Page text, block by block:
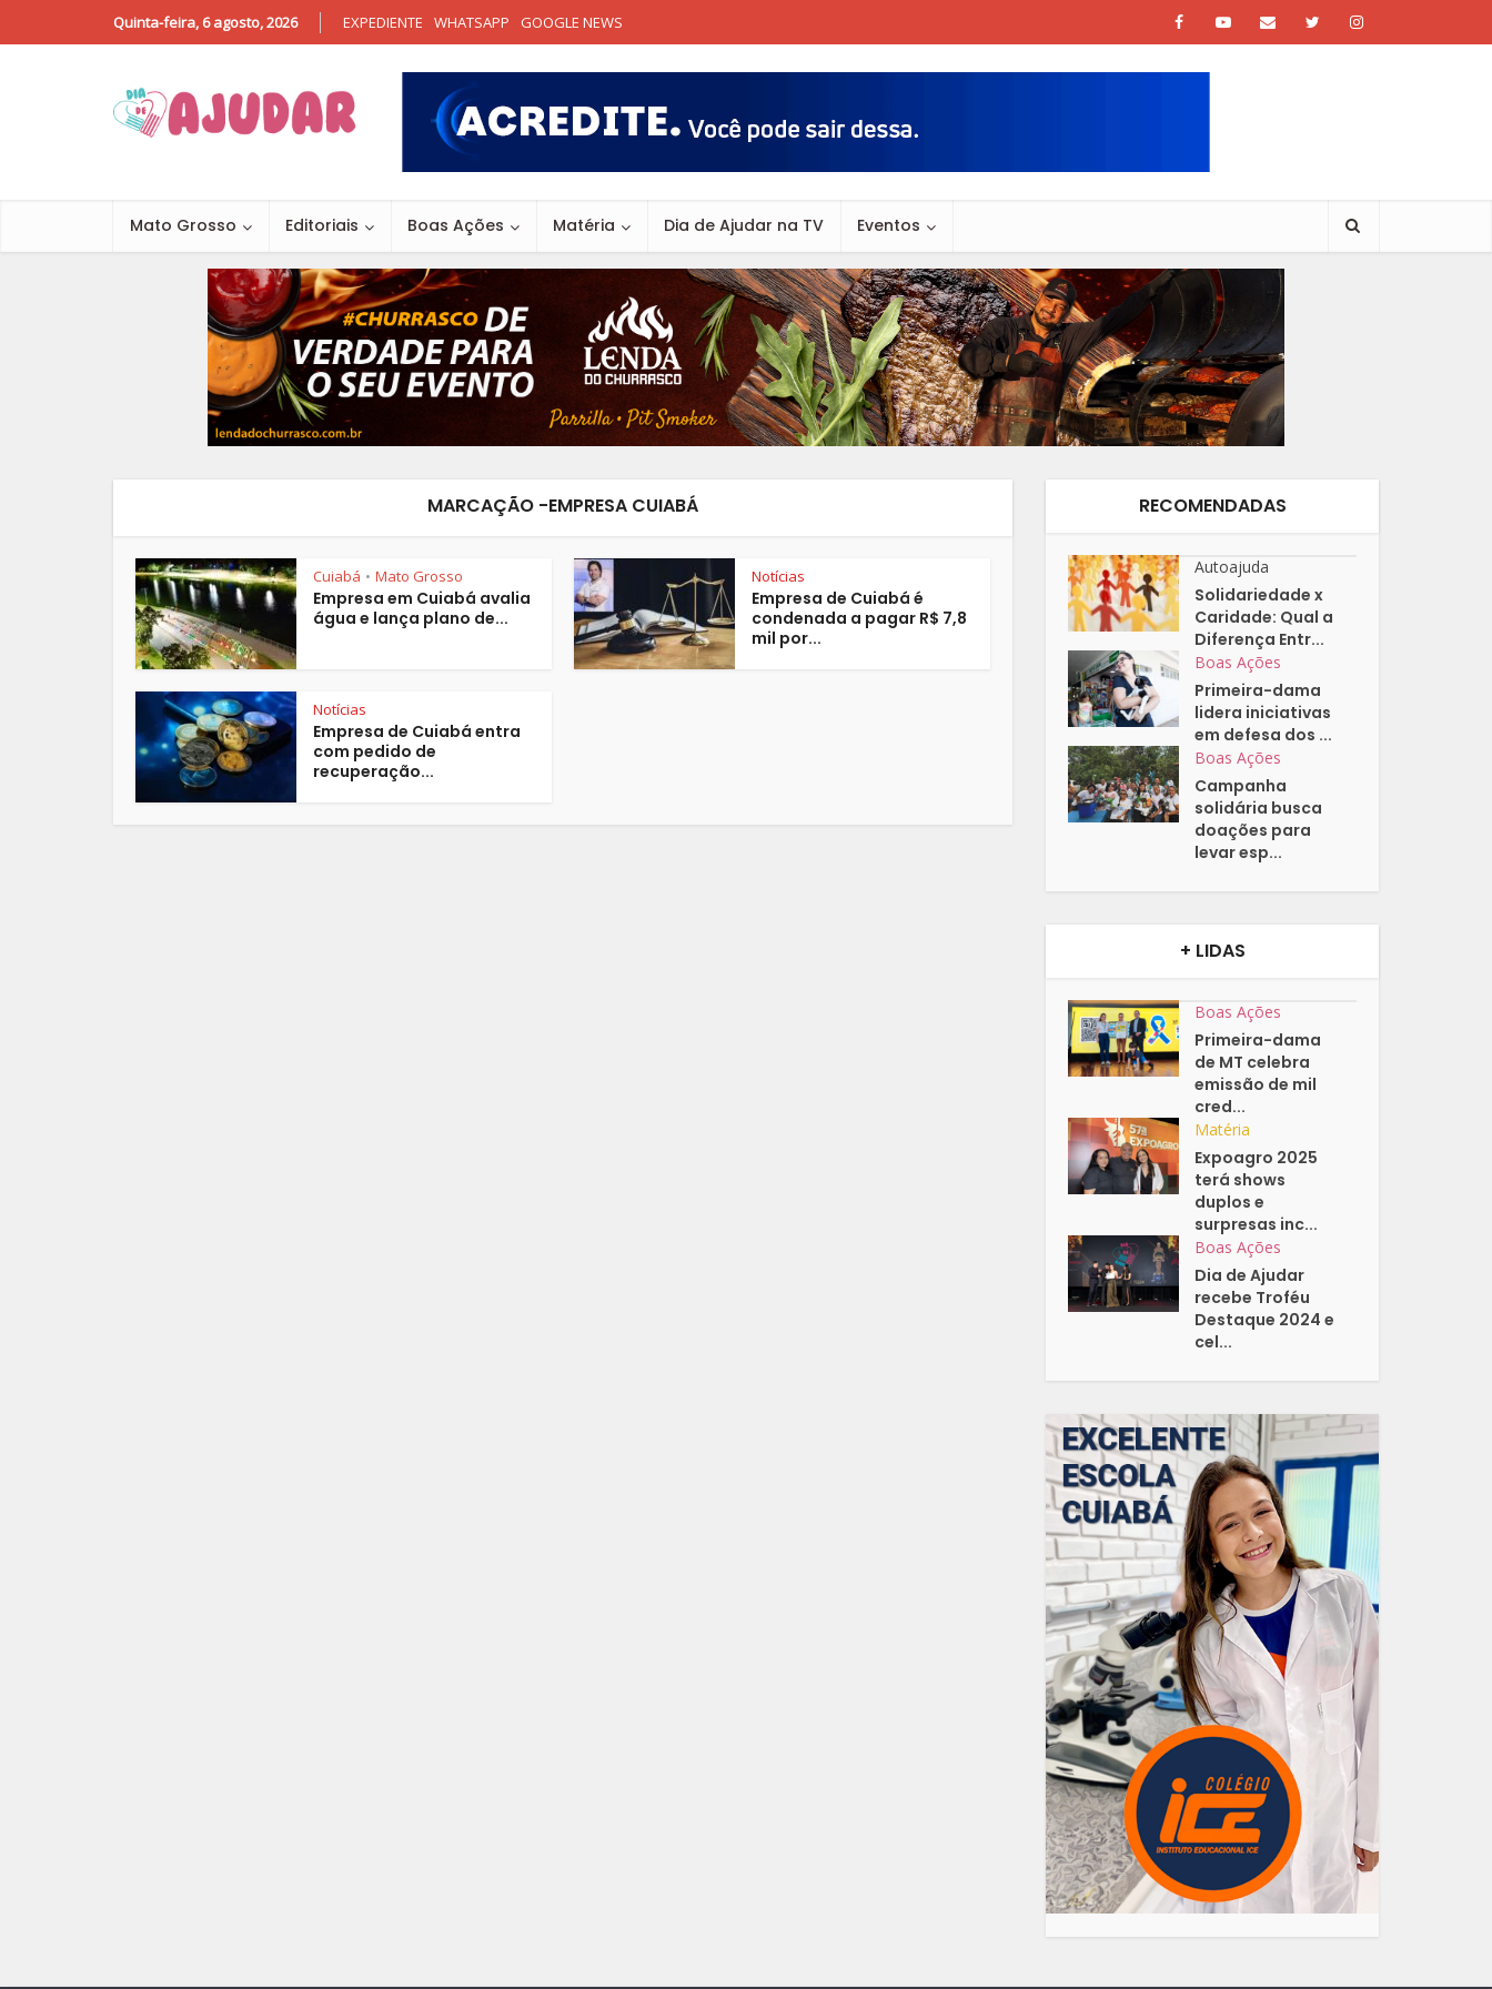
Quinta-feira, 6 agosto, 2026 EXPEDIENTE WHATSAPP GOOGLE NEWS
Mato Grosso Editoriais Boas Ações Matéria Dia de Ajudar na TV Eventos
MARCAÇÃO -EMPRESA CUIABÁ
Cuiabá • Mato Grosso
Empresa em Cuiabá avalia
água e lança plano de...
Notícias
Empresa de Cuiabá é
condenada a pagar R$ 7,8
mil por...
Notícias
Empresa de Cuiabá entra
com pedido de
recuperação...
RECOMENDADAS
Autoajuda
Solidariedade x
Caridade: Qual a
Diferença Entr...
Boas Ações
Primeira-dama
lidera iniciativas
em defesa dos ...
Boas Ações
Campanha
solidária busca
doações para
levar esp...
+ LIDAS
Boas Ações
Primeira-dama
de MT celebra
emissão de mil
cred...
Matéria
Expoagro 2025
terá shows
duplos e
surpresas inc...
Boas Ações
Dia de Ajudar
recebe Troféu
Destaque 2024 e
cel...